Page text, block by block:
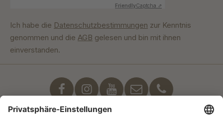
FriendlyCaptcha ⇗
Ich habe die Datenschutzbestimmungen zur Kenntnis
genommen und die AGB gelesen und bin mit ihnen
einverstanden.